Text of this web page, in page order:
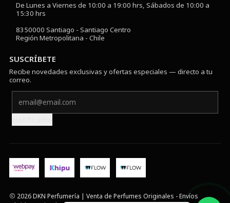
De Lunes a Viernes de 10:00 a 19:00 hrs, Sábados de 10:00 a
15:30 hrs
8350000 Santiago - Santiago Centro
Región Metropolitana - Chile
SUSCRÍBETE
Recibe novedades exclusivas y ofertas especiales — directo a tu
correo.
2026 DKN Perfumería | Venta de Perfumes Originales - Envíos